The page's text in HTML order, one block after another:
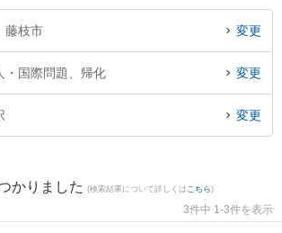
部藤枝やいづ合同法律事務所の青柳 恵仁弁護士や弁護
いづ合同法律事務所の横田 有里弁護士、藤枝市役所前
帰化のトラブル解決の実績豊富な近くの弁護士を検索
で帰化を法律相談できる藤枝市内の弁護士に相談予約
相談者さんにおすすめです。
藤枝市 変更
・国際問題、帰化 変更
変更
かりました (検索結果について詳しくは こちら)
3件中 1-3件を表示